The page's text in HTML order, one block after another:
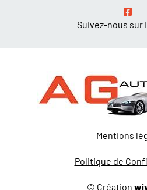
Suivez-nous sur
Mentions
Politique de
© Création